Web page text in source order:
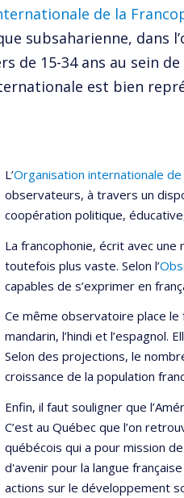
de la
subsaharienne, dans
de 15-34 ans au sein
est bien
L’Organisation internationale de
observateurs, à travers un
coopération politique,
La francophonie, écrit avec
toutefois plus vaste. Selon l’
capables de s’exprimer en
Ce même observatoire place le
mandarin, l’hindi et l’espagnol.
Selon des projections, le
croissance de la population
Enfin, il faut souligner que
C’est au Québec que l’on
québécois qui a pour mission
d'avenir pour la langue
actions sur le développement